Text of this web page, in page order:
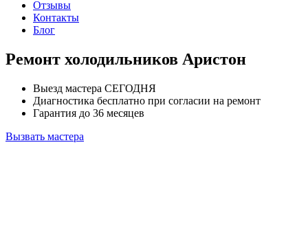
Отзывы
Контакты
Блог
Ремонт холодильников Аристон
Выезд мастера СЕГОДНЯ
Диагностика бесплатно при согласии на ремонт
Гарантия до 36 месяцев
Вызвать мастера